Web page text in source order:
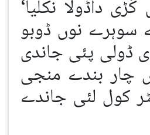
داڈولا نکلیا‘
نوں ڈوبو
ڈولی پئی جاندی
چار بندے منجی
کول لئی جاندے